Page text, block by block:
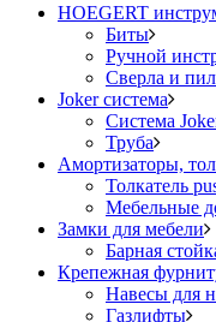
HOEGERT
Биты
Ручной
Сверла и
Joker система
Система
Труба
Амортизаторы,
Толкатель
Мебельные
Замки для мебели
Барная
Крепежная
Навесы для
Газлифты